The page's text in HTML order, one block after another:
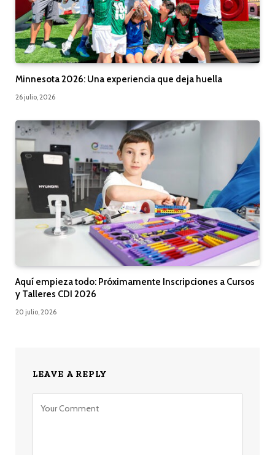
Minnesota 2026: Una experiencia que deja huella
26 julio, 2026
Aquí empieza todo: Próximamente Inscripciones a Cursos
y Talleres CDI 2026
20 julio, 2026
LEAVE A REPLY